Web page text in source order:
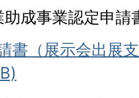
助成事業認定申請
書（展示会出展